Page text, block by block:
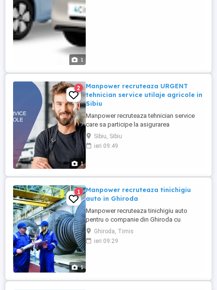
1
1
2
Manpower recruteaza URGENT
tehnician service utilaje agricole in
Sibiu
Manpower recruteaza tehnician service
care sa participe la asigurarea
mentenantei, diagnosticarii si repararii
utilajelor agricole (ex: tractoare, combine),
astfel incat acestea sa functioneze la
(mecanica, electrica, ...
Sibiu, Sibiu
ieri 09:49
1
1
Manpower recruteaza tinichigiu
auto in Ghiroda
Manpower recruteaza tinichigiu auto
pentru o companie din Ghiroda cu
urmatoarele responsabilitati: - Repararea
elementelor de caroserie (aripi, usi,
capote etc.); - Indreptarea deformarilor
Ghiroda, Timis
ieri 09:29